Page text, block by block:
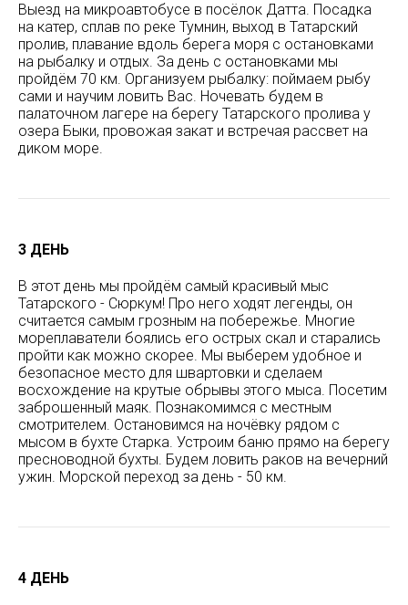
Выезд на микроавтобусе в посёлок Датта. Посадка
на катер, сплав по реке Тумнин, выход в Татарский
пролив, плавание вдоль берега моря с остановками
на рыбалку и отдых. За день с остановками мы
пройдём 70 км. Организуем рыбалку: поймаем рыбу
сами и научим ловить Вас. Ночевать будем в
палаточном лагере на берегу Татарского пролива у
озера Быки, провожая закат и встречая рассвет на
диком море.
3 ДЕНЬ
В этот день мы пройдём самый красивый мыс
Татарского - Сюркум! Про него ходят легенды, он
считается самым грозным на побережье. Многие
мореплаватели боялись его острых скал и старались
пройти как можно скорее. Мы выберем удобное и
безопасное место для швартовки и сделаем
восхождение на крутые обрывы этого мыса. Посетим
заброшенный маяк. Познакомимся с местным
смотрителем. Остановимся на ночёвку рядом с
мысом в бухте Старка. Устроим баню прямо на берегу
пресноводной бухты. Будем ловить раков на вечерний
ужин. Морской переход за день - 50 км.
4 ДЕНЬ